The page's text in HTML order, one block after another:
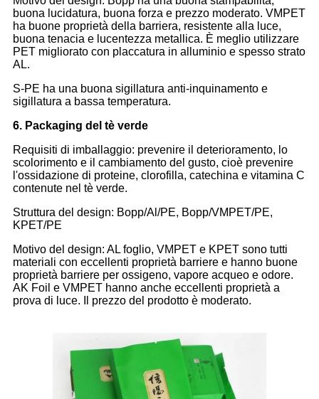
buona lucidatura, buona forza e prezzo moderato. VMPET
ha buone proprietà della barriera, resistente alla luce,
buona tenacia e lucentezza metallica. È meglio utilizzare
PET migliorato con placcatura in alluminio e spesso strato
AL.
S-PE ha una buona sigillatura anti-inquinamento e
sigillatura a bassa temperatura.
6. Packaging del tè verde
Requisiti di imballaggio: prevenire il deterioramento, lo
scolorimento e il cambiamento del gusto, cioè prevenire
l'ossidazione di proteine, clorofilla, catechina e vitamina C
contenute nel tè verde.
Struttura del design: Bopp/Al/PE, Bopp/VMPET/PE,
KPET/PE
Motivo del design: AL foglio, VMPET e KPET sono tutti
materiali con eccellenti proprietà barriere e hanno buone
proprietà barriere per ossigeno, vapore acqueo e odore.
AK Foil e VMPET hanno anche eccellenti proprietà a
prova di luce. Il prezzo del prodotto è moderato.